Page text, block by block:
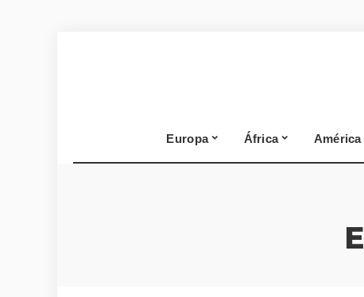
Europa África América